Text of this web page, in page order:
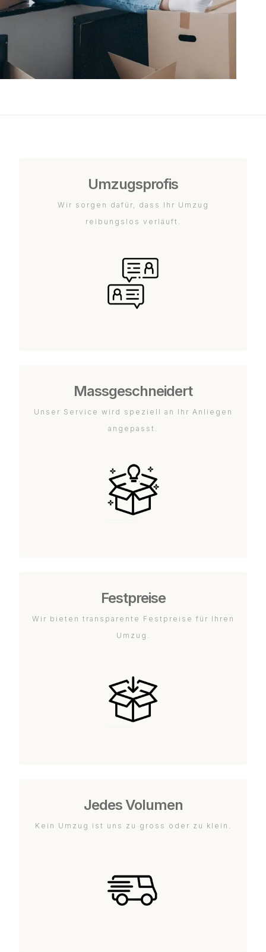
Umzugsprofis
Wir sorgen dafür, dass Ihr Umzug
reibungslos verläuft.
Massgeschneidert
Unser Service wird speziell an Ihr Anliegen
angepasst.
Festpreise
Wir bieten transparente Festpreise für Ihren
Umzug.
Jedes Volumen
Kein Umzug ist uns zu gross oder zu klein.